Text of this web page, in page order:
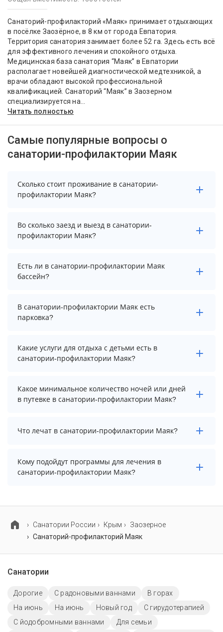
Санаторий-профилакторий «Маяк» принимает отдыхающих
в посёлке Заозёрное, в 8 км от города Евпатория.
Территория санатория занимает более 52 га. Здесь есть всё
для эффективного лечения и спокойного отдыха.
Медицинская база санатория “Маяк” в Евпатории
располагает новейшей диагностической медтехникой, а
врачи обладают высокой профессиональной
квалификацией. Санаторий “Маяк” в Заозерном
специализируется на...
Читать полностью
Самые популярные вопросы о
санатории-профилактории Маяк
Сколько стоит проживание в санатории-
профилактории Маяк?
Чтобы увидеть актуальные цены на проживание в
санатории-профилактории Маяк, выберите нужные
Во сколько заезд и выезд в санатории-
профилактории Маяк?
Заезд возможен после 8:00, а выезд необходимо
осуществить до 8:00.
Есть ли в санатории-профилактории Маяк
бассейн?
В санатории-профилактории Маяк нет бассейна.
В санатории-профилактории Маяк есть
парковка?
В санатории-профилактории Маяк есть парковка,
уточните информацию перед бронированием у
Какие услуги для отдыха с детьми есть в
санатории-профилактории Маяк?
Для детей в санатории-профилактории Маяк
работает детская площадка, игровая комната и няня /
Какое минимальное количество ночей или дней
в путевке в санатории-профилактории Маяк?
Минимальный срок путевки зависит от выбранного
тарифа. Для тарифа с лечением рекомендуем
Что лечат в санатории-профилактории Маяк?
Основные профили лечения в санатории-
профилактории: опорно-двигательный аппарат,
Кому подойдут программы для лечения в
санатории-профилактории Маяк?
и детей.
Cанатории России Крым
Заозерное
Санаторий-профилакторий Маяк
Санатории
Дорогие С радоновыми ваннами
В горах
На июнь
На июнь Новый год
С гирудотерапией
С йодобромными ваннами
Для семьи